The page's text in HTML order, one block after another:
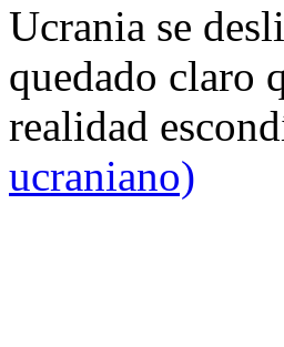
Ucrania se
quedado claro
realidad
ucraniano)